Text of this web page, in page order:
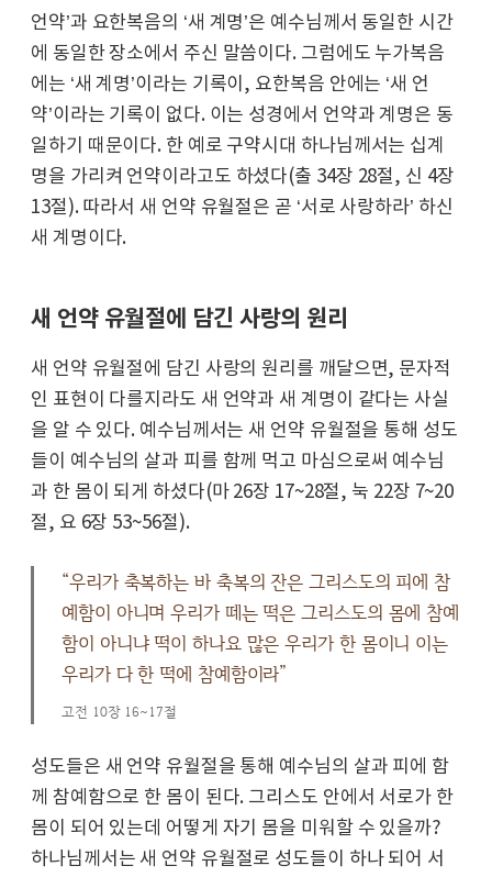
언약’과 요한복음의 ‘새 계명’은 예수님께서 동일한 시간
에 동일한 장소에서 주신 말씀이다. 그럼에도 누가복음
에는 ‘새 계명’이라는 기록이, 요한복음 안에는 ‘새 언
약’이라는 기록이 없다. 이는 성경에서 언약과 계명은 동
일하기 때문이다. 한 예로 구약시대 하나님께서는 십계
명을 가리켜 언약이라고도 하셨다(출 34장 28절, 신 4장
13절). 따라서 새 언약 유월절은 곧 ‘서로 사랑하라’ 하신
새 계명이다.
새 언약 유월절에 담긴 사랑의 원리
새 언약 유월절에 담긴 사랑의 원리를 깨달으면, 문자적
인 표현이 다를지라도 새 언약과 새 계명이 같다는 사실
을 알 수 있다. 예수님께서는 새 언약 유월절을 통해 성도
들이 예수님의 살과 피를 함께 먹고 마심으로써 예수님
과 한 몸이 되게 하셨다(마 26장 17~28절, 눅 22장 7~20
절, 요 6장 53~56절).
“우리가 축복하는 바 축복의 잔은 그리스도의 피에 참
예함이 아니며 우리가 떼는 떡은 그리스도의 몸에 참예
함이 아니냐 떡이 하나요 많은 우리가 한 몸이니 이는
우리가 다 한 떡에 참예함이라”
고전 10장 16~17절
성도들은 새 언약 유월절을 통해 예수님의 살과 피에 함
께 참예함으로 한 몸이 된다. 그리스도 안에서 서로가 한
몸이 되어 있는데 어떻게 자기 몸을 미워할 수 있을까?
하나님께서는 새 언약 유월절로 성도들이 하나 되어 서